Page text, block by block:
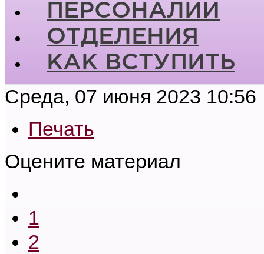
ПЕРСОНАЛИИ
ОТДЕЛЕНИЯ
КАК ВСТУПИТЬ
Среда, 07 июня 2023 10:56
Печать
Оцените материал
1
2